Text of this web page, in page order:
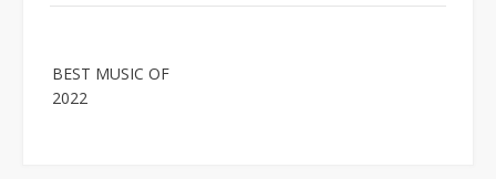
navigation
BEST MUSIC OF
2022